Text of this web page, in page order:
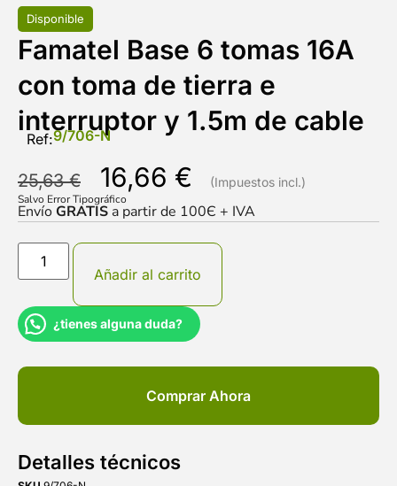
Disponible
Famatel Base 6 tomas 16A
con toma de tierra e
interruptor y 1.5m de cable
Ref:9/706-N
25,63€ 16,66 €
Salvo Error Tipográfico
EnvíoGRATIS a partir de 100Є + IVA
Añadir al carrito
¿tienes alguna duda?
Comprar Ahora
Detalles técnicos